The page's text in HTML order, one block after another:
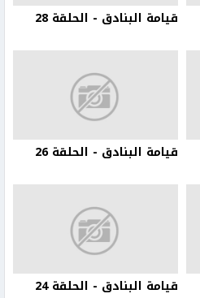
قيامة البنادق - الحلقة 28
قيامة البنادق - الحلقة 26
قيامة البنادق - الحلقة 24